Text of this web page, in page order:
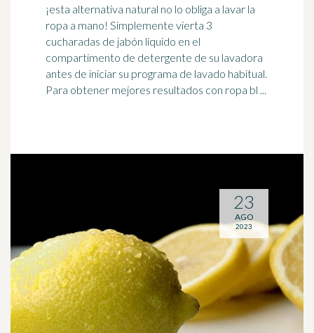
¡esta alternativa natural no lo obliga a lavar la
ropa a mano! Simplemente vierta 3
cucharadas de jabón líquido en el
compartimento de detergente de su lavadora
antes de iniciar su programa de lavado habitual.
Para obtener mejores resultados con ropa bl ...
23
AGO
2023